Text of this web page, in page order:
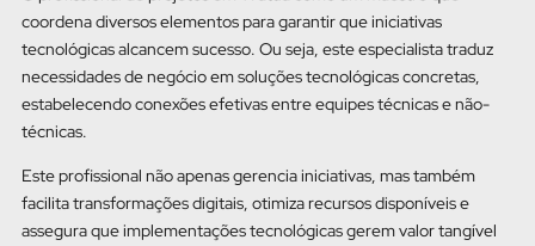
coordena diversos elementos para garantir que iniciativas
tecnológicas alcancem sucesso. Ou seja, este especialista traduz
necessidades de negócio em soluções tecnológicas concretas,
estabelecendo conexões efetivas entre equipes técnicas e não-
técnicas.
Este profissional não apenas gerencia iniciativas, mas também
facilita transformações digitais, otimiza recursos disponíveis e
assegura que implementações tecnológicas gerem valor tangível